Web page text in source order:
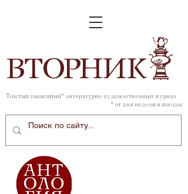
ВТОРНИК
Толстый зависимый* литературно-художественный журнал
* от дня недели и погоды